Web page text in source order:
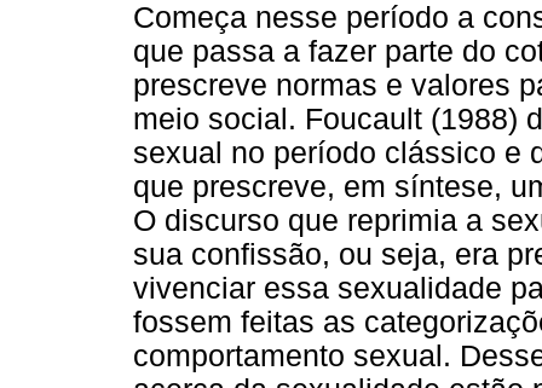
Começa nesse período a
que passa a fazer parte do
prescreve normas e valores
meio social. Foucault (1988)
sexual no período clássico e
que prescreve, em síntese,
O discurso que reprimia a
sua confissão, ou seja, era
vivenciar essa sexualidade
fossem feitas as
comportamento sexual.